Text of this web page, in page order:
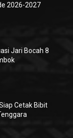
2026-2027
Jari Bocah 8
Cetak Bibit